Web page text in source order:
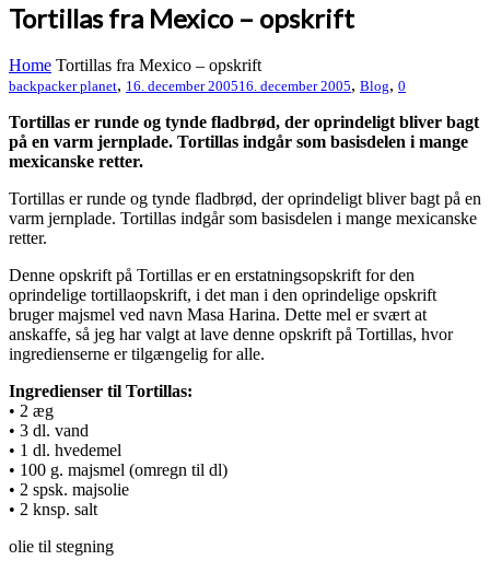
Tortillas fra Mexico – opskrift
Home Tortillas fra Mexico – opskrift
backpacker planet, 16. december 200516. december 2005, Blog, 0
Tortillas er runde og tynde fladbrød, der oprindeligt bliver bagt
på en varm jernplade. Tortillas indgår som basisdelen i mange
mexicanske retter.
Tortillas er runde og tynde fladbrød, der oprindeligt bliver bagt på en
varm jernplade. Tortillas indgår som basisdelen i mange mexicanske
retter.
Denne opskrift på Tortillas er en erstatningsopskrift for den
oprindelige tortillaopskrift, i det man i den oprindelige opskrift
bruger majsmel ved navn Masa Harina. Dette mel er svært at
anskaffe, så jeg har valgt at lave denne opskrift på Tortillas, hvor
ingredienserne er tilgængelig for alle.
Ingredienser til Tortillas:
• 2 æg
• 3 dl. vand
• 1 dl. hvedemel
• 100 g. majsmel (omregn til dl)
• 2 spsk. majsolie
• 2 knsp. salt
olie til stegning